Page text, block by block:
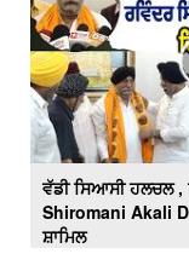
ਵੱਡੀ ਸਿਆਸੀ ਹਲਚਲ ,
Shiromani Akali
ਸ਼ਾਮਿਲ